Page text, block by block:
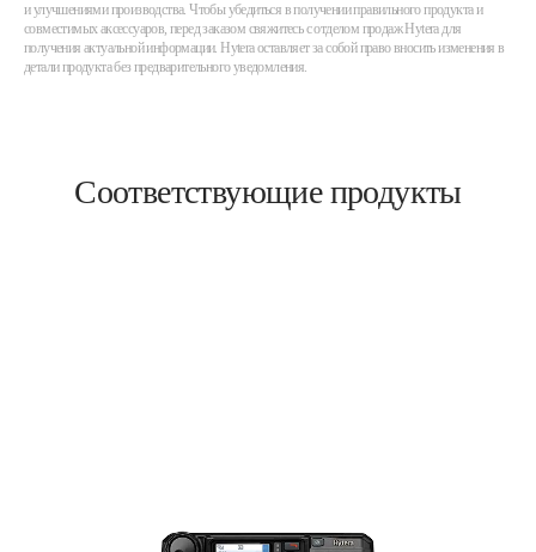
и улучшениями производства. Чтобы убедиться в получении правильного продукта и
совместимых аксессуаров, перед заказом свяжитесь с отделом продаж Hytera для
получения актуальной информации. Hytera оставляет за собой право вносить изменения в
детали продукта без предварительного уведомления.
Соответствующие продукты